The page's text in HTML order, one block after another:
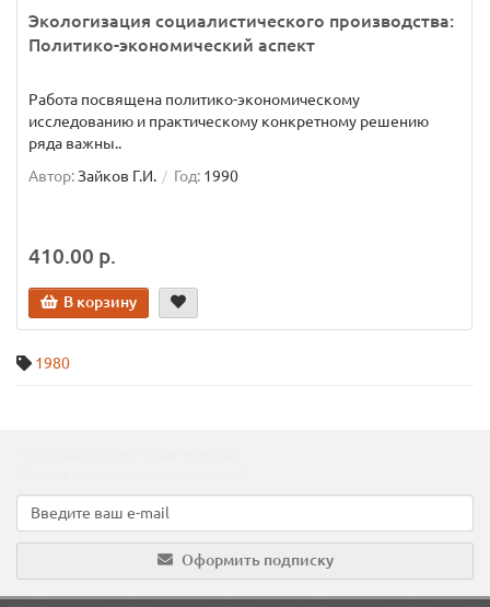
Экологизация социалистического производства:
Политико-экономический аспект
Работа посвящена политико-экономическому
исследованию и практическому конкретному решению
ряда важны..
Автор:Зайков Г.И. Год: 1990
410.00 р.
В корзину
1980
Оформить подписку